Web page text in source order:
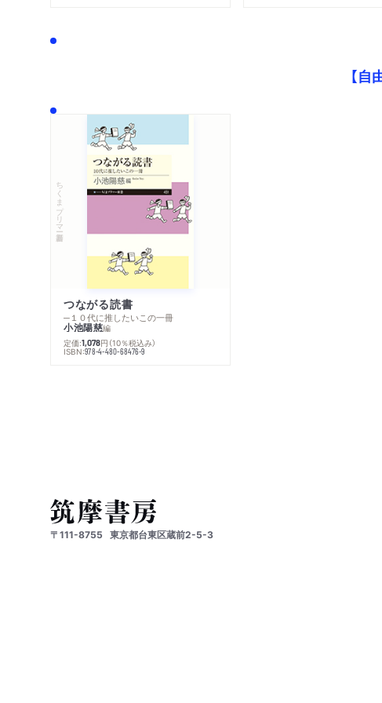
【
ちくまプリマー新書
つながる読書
─１０代に推したいこの一冊
小池陽慈編
定価:1,078円 （10％税込み）
ISBN:978-4-480-68476-9
〒111-8755 東京都台東区蔵前2-5-3